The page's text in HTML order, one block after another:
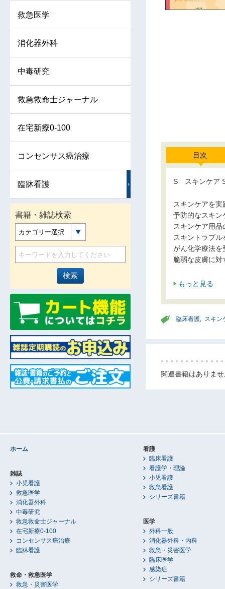
目次
S スキンケア
スキンケアを
予防的なスキン
スキンケア用
スキントラブ
がん化学療法を
脆弱な皮膚に
もっと見る
臨床看護, スキン
関連書籍はありま
救急医学
消化器外科
中毒研究
救急救命士ジャーナル
在宅新療0-100
コンセンサス癌治療
臨牀看護
書籍・雑誌検索
カテゴリー選択
ホーム
雑誌
小児看護
救急医学
消化器外科
中毒研究
救急救命士ジャーナル
在宅新療0-100
コンセンサス癌治療
臨牀看護
救命・救急医学
救急・災害医学
看護
臨床看護
看護学・理論
小児看護
救急看護
シリーズ書籍
医学
外科一般
消化器外科・内科
救急・災害医学
臨床医学
感染症
シリーズ書籍